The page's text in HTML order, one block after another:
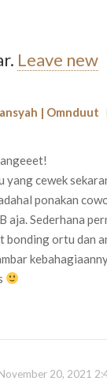
. Leave new
| Omnduut
yang cewek
ponakan
aja. Sederhana
bonding ortu dan
20, 2021